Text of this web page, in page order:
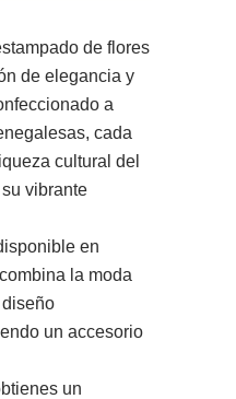
de flores
de elegancia y
a
cada
cultural del
vibrante
en
la moda
un accesorio
un